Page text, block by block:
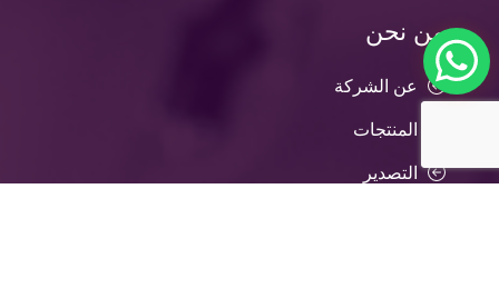
من نحن
عن الشركة
المنتجات
التصدير